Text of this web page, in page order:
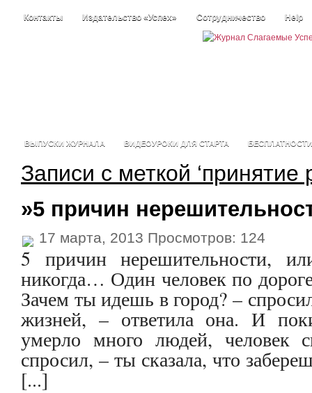
Контакты Издательство «Успех» Сотрудничество Help
ВЫПУСКИ ЖУРНАЛА ВИДЕОУРОКИ ДЛЯ СТАРТА БЕСПЛАТНОСТИ
Записи с меткой ‘принятие
»5 причин
17 марта, 2013 Просмотров: 124
5 причин нерешительности,
никогда… Один человек по
Зачем ты идешь в город? –
жизней, – ответила она. И
умерло много людей, человек
спросил, – ты сказала, что
[...]